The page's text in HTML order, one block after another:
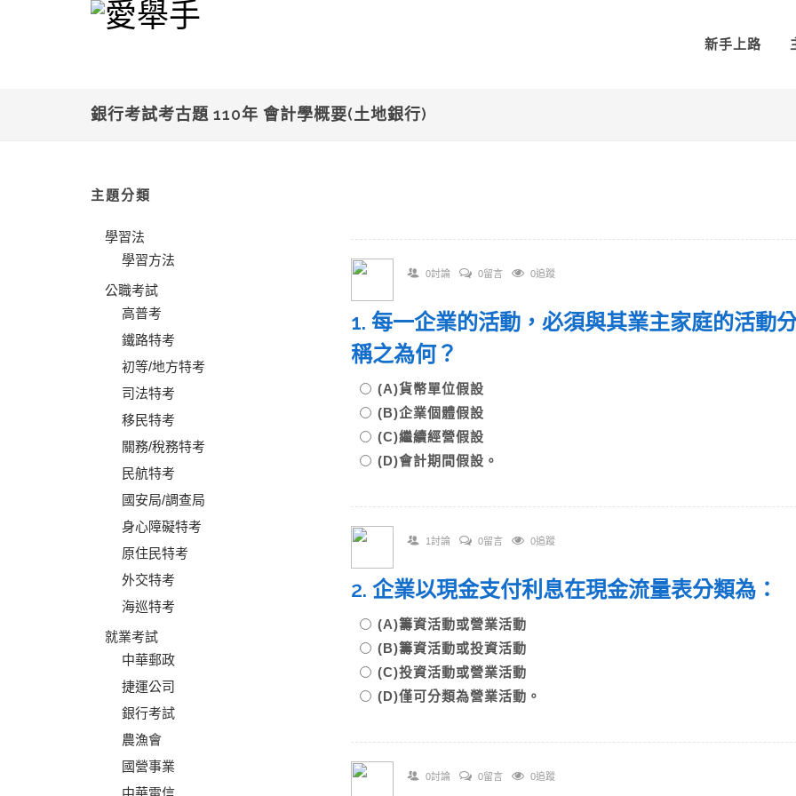
新手上路
銀行考試考古題 110年 會計學概要(土地銀行)
主題分類
學習法
學習方法
公職考試
高普考
鐵路特考
初等/地方特考
司法特考
移民特考
關務/稅務特考
民航特考
國安局/調查局
身心障礙特考
原住民特考
外交特考
海巡特考
就業考試
中華郵政
捷運公司
銀行考試
農漁會
國營事業
中華電信
0討論 0留言 0追蹤
1. 每一企業的活動，必須與其業主家庭的活動
稱之為何？
(A)貨幣單位假設
(B)企業個體假設
(C)繼續經營假設
(D)會計期間假設。
1討論 0留言 0追蹤
2. 企業以現金支付利息在現金流量表分類為：
(A)籌資活動或營業活動
(B)籌資活動或投資活動
(C)投資活動或營業活動
(D)僅可分類為營業活動。
0討論 0留言 0追蹤